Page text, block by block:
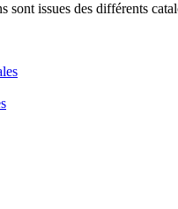
sont issues des différents